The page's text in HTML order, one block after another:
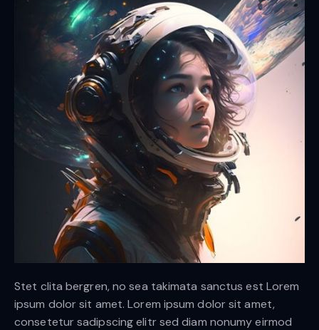
Stet clita bergren, no sea takimata sanctus est Lorem
ipsum dolor sit amet. Lorem ipsum dolor sit amet,
consetetur sadipscing elitr sed diam nonumy eirmod